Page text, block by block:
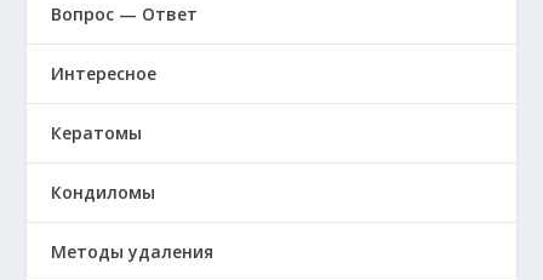
Вопрос — Ответ
Интересное
Кератомы
Кондиломы
Методы удаления